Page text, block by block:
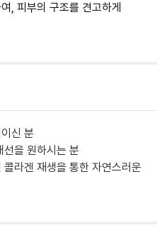
, 피부의 구조를 견고하게
을 원하시는 분
라겐 재생을 통한 자연스러운